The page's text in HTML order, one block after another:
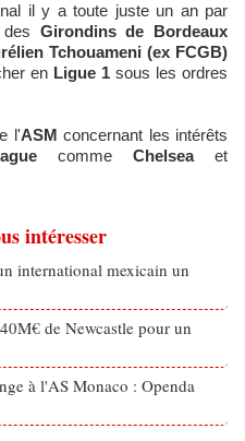
il y a toute juste un an par
Girondins de Bordeaux
Tchouameni (ex FCGB)
en Ligue 1 sous les ordres
l'ASM concernant les intérêts
comme Chelseaet
intéresser
international mexicain un
de Newcastle pour un
à l'AS Monaco : Openda